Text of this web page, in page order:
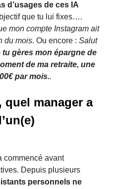
d’usages de ces IA
que tu lui fixes….
mon compte Instagram ait
du mois. Ou encore : Salut
tu gères mon épargne de
de ma retraite, une
par mois..
quel manager a
commencé avant
Depuis plusieurs
personnels ne